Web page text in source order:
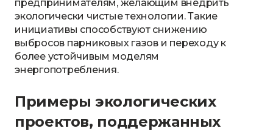
предпринимателям, желающим внедрить
экологически чистые технологии. Такие
инициативы способствуют снижению
выбросов парниковых газов и переходу к
более устойчивым моделям
энергопотребления.
Примеры экологических
проектов, поддержанных